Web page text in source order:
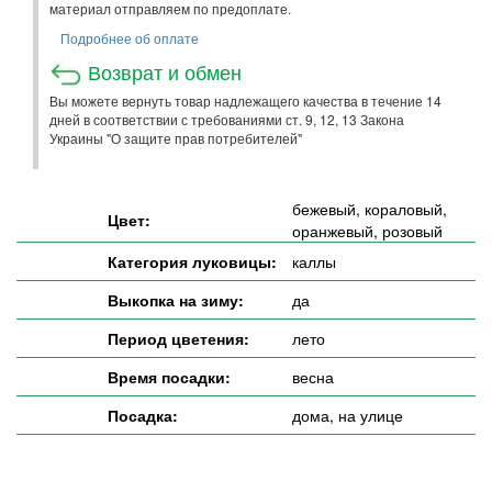
материал отправляем по предоплате.
Подробнее об оплате
Возврат и обмен
Вы можете вернуть товар надлежащего качества в течение 14
дней в соответствии с требованиями ст. 9, 12, 13 Закона
Украины "О защите прав потребителей"
Цвет:
бежевый, кораловый,
оранжевый, розовый
Категория луковицы:
каллы
Выкопка на зиму:
да
Период цветения:
лето
Время посадки:
весна
Посадка:
дома, на улице